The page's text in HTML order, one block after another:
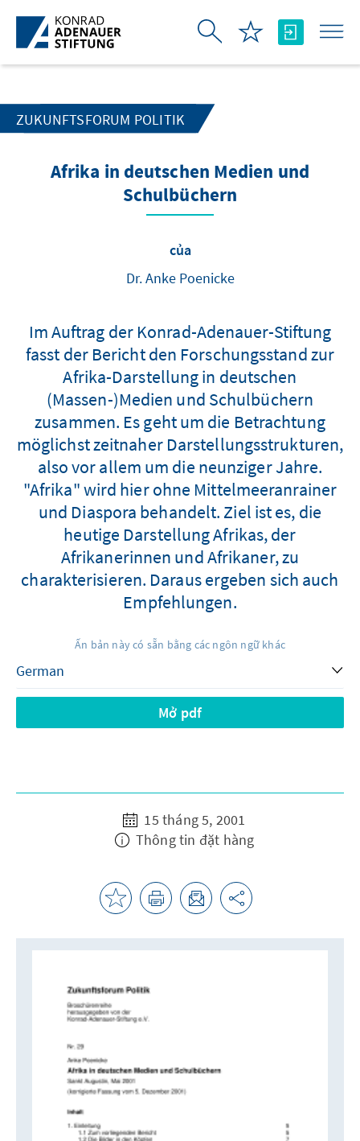
Skip to Main Content
ZUKUNFTSFORUM POLITIK
Afrika in deutschen Medien und
Schulbüchern
của
Dr. Anke Poenicke
Im Auftrag der Konrad-Adenauer-Stiftung
fasst der Bericht den Forschungsstand zur
Afrika-Darstellung in deutschen
(Massen-)Medien und Schulbüchern
zusammen. Es geht um die Betrachtung
möglichst zeitnaher Darstellungsstrukturen,
also vor allem um die neunziger Jahre.
"Afrika" wird hier ohne Mittelmeeranrainer
und Diaspora behandelt. Ziel ist es, die
heutige Darstellung Afrikas, der
Afrikanerinnen und Afrikaner, zu
charakterisieren. Daraus ergeben sich auch
Empfehlungen.
Ấn bản này có sẵn bằng các ngôn ngữ khác
Mở pdf
15 tháng 5, 2001
Thông tin đặt hàng